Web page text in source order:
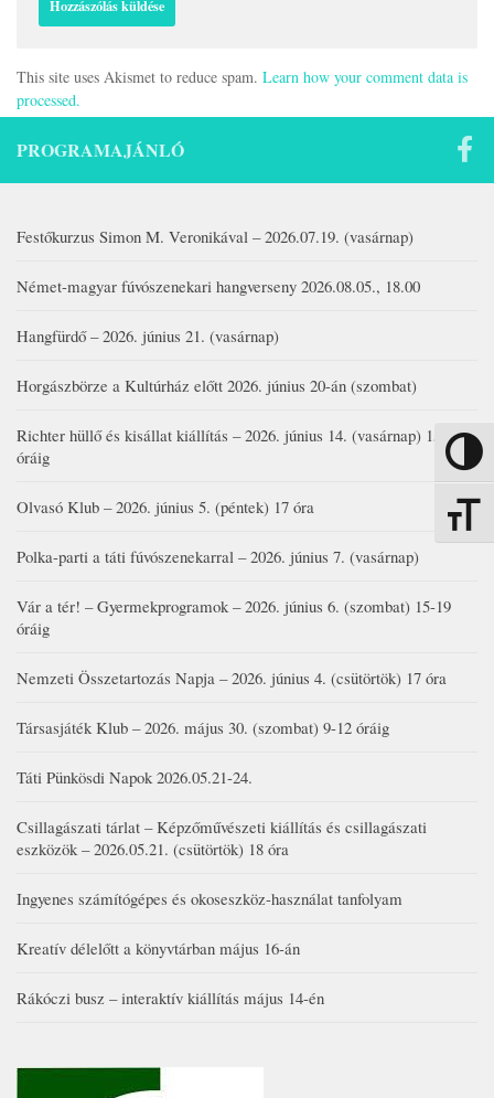
Nagy
This site uses Akismet to reduce spam. Learn how your comment data is
processed.
PROGRAMAJÁNLÓ
Festőkurzus Simon M. Veronikával – 2026.07.19. (vasárnap)
Német-magyar fúvószenekari hangverseny 2026.08.05., 18.00
Hangfürdő – 2026. június 21. (vasárnap)
Horgászbörze a Kultúrház előtt 2026. június 20-án (szombat)
Richter hüllő és kisállat kiállítás – 2026. június 14. (vasárnap) 15-17
óráig
Olvasó Klub – 2026. június 5. (péntek) 17 óra
Polka-parti a táti fúvószenekarral – 2026. június 7. (vasárnap)
Vár a tér! – Gyermekprogramok – 2026. június 6. (szombat) 15-19
óráig
Nemzeti Összetartozás Napja – 2026. június 4. (csütörtök) 17 óra
Társasjáték Klub – 2026. május 30. (szombat) 9-12 óráig
Táti Pünkösdi Napok 2026.05.21-24.
Csillagászati tárlat – Képzőművészeti kiállítás és csillagászati
eszközök – 2026.05.21. (csütörtök) 18 óra
Ingyenes számítógépes és okoseszköz-használat tanfolyam
Kreatív délelőtt a könyvtárban május 16-án
Rákóczi busz – interaktív kiállítás május 14-én